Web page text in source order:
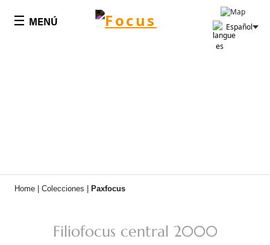
☰ MENÚ Español
Home Colecciones Paxfocus
Filiofocus central 2000
Panel de gestión de cookies